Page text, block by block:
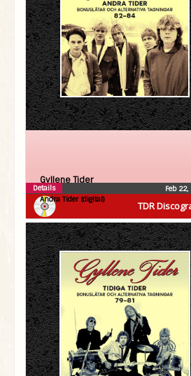
TDR
Gyllene Tider
Andra Tider (digital)
Feb
Details